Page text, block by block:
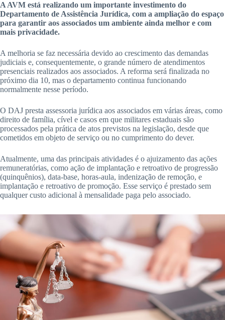
A AVM está realizando um importante investimento do
Departamento de Assistência Jurídica, com a ampliação do espaço
para garantir aos associados um ambiente ainda melhor e com
mais privacidade.
A melhoria se faz necessária devido ao crescimento das demandas
judiciais e, consequentemente, o grande número de atendimentos
presenciais realizados aos associados. A reforma será finalizada no
próximo dia 10, mas o departamento continua funcionando
normalmente nesse período.
O DAJ presta assessoria jurídica aos associados em várias áreas, como
direito de família, cível e casos em que militares estaduais são
processados pela prática de atos previstos na legislação, desde que
cometidos em objeto de serviço ou no cumprimento do dever.
Atualmente, uma das principais atividades é o ajuizamento das ações
remuneratórias, como ação de implantação e retroativo de progressão
(quinquênios), data-base, horas-aula, indenização de remoção, e
implantação e retroativo de promoção. Esse serviço é prestado sem
qualquer custo adicional à mensalidade paga pelo associado.